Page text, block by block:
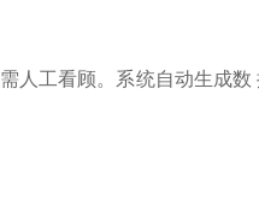
人工看顾。系统自动生成